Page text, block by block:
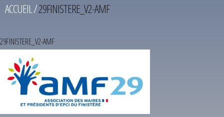
ACCUEIL/29FINISTERE_V2-AMF
29FINISTERE_V2-AMF